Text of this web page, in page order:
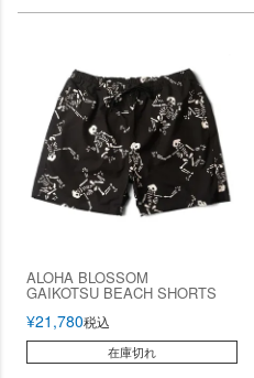
ALOHA BLOSSOM
GAIKOTSU BEACH SHORTS
¥21,780税込
在庫切れ